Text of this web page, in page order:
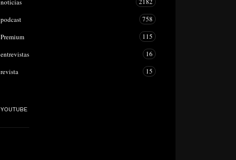
noticias
podcast
758
Premium
115
entrevistas
16
revista
15
YOUTUBE